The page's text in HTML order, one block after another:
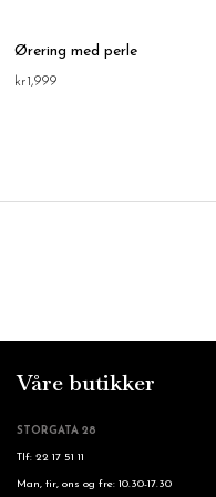
Ørering med perle
kr1,999
Våre butikker
STORGATA 28
Tlf: 22 17 51 11
Man, tir, ons og fre: 10.30-17.30